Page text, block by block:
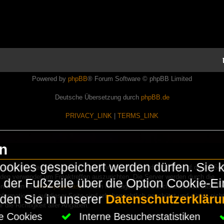
Powered by phpBB® Forum Software © phpBB Limited
Deutsche Übersetzung durch phpBB.de
PRIVACY_LINK TERMS_LINK
Wir sind nicht kommerziell und die Banner auf dieser
verwendet um Freaktreffen auszurichten. Die Server werden durch die
wirHomepageEasy. Wenn Ihr Fragen oder Beschwerden zu
auf dieser Seite sind urheberrechtlich geschützt und dürfen
die Richtigkeit aller Angaben.
gespeichert werden dürfen. Sie
Fußzeile über die Option Cookie-
Sie in unserer
Cookies Interne Besucherstatistiken